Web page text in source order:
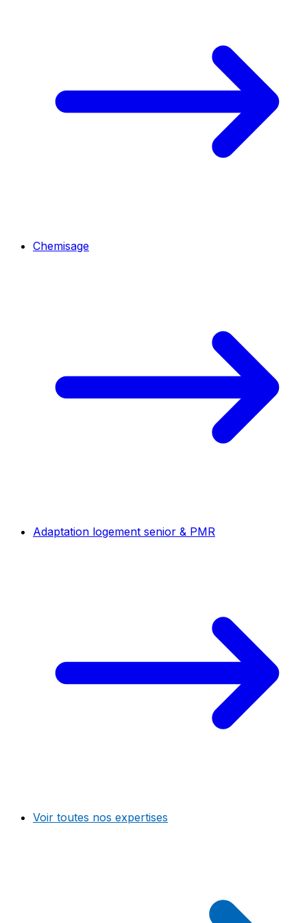
Chemisage
Adaptation logement senior & PMR
Voir toutes nos expertises